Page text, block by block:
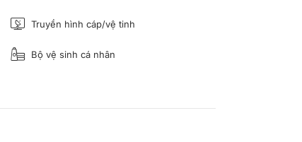
Truyền hình cáp/vệ tinh
Bộ vệ sinh cá nhân